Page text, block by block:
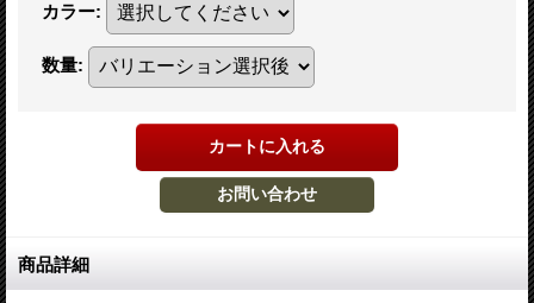
カラー:
数量:
商品詳細